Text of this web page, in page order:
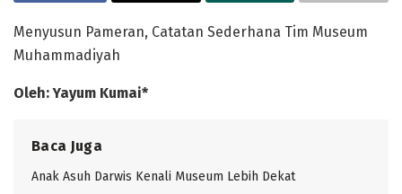
Menyusun Pameran, Catatan Sederhana Tim Museum
Muhammadiyah
Oleh: Yayum Kumai*
Baca Juga
Anak Asuh Darwis Kenali Museum Lebih Dekat